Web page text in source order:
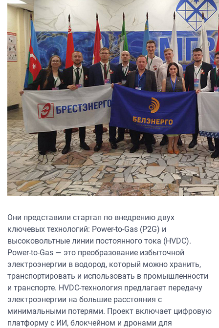
Они представили стартап по внедрению двух
ключевых технологий: Power-to-Gas (P2G) и
высоковольтные линии постоянного тока (HVDC).
Power-to-Gas — это преобразование избыточной
электроэнергии в водород, который можно хранить,
транспортировать и использовать в промышленности
и транспорте. HVDC-технология предлагает передачу
электроэнергии на большие расстояния с
минимальными потерями. Проект включает цифровую
платформу с ИИ, блокчейном и дронами для